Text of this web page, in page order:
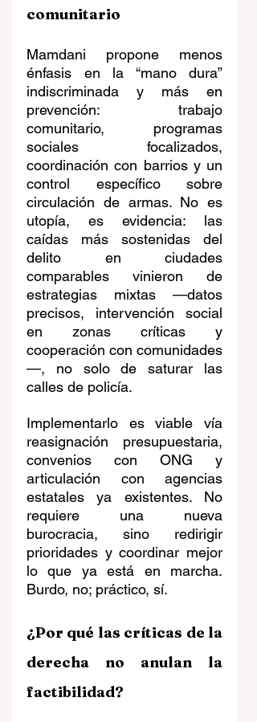
comunitario
Mamdani propone menos
énfasis en la “mano dura”
indiscriminada y más en
prevención: trabajo
comunitario, programas
sociales focalizados,
coordinación con barrios y un
control específico sobre
circulación de armas. No es
utopía, es evidencia: las
caídas más sostenidas del
delito en ciudades
comparables vinieron de
estrategias mixtas —datos
precisos, intervención social
en zonas críticas y
cooperación con comunidades
—, no solo de saturar las
calles de policía.
Implementarlo es viable vía
reasignación presupuestaria,
convenios con ONG y
articulación con agencias
estatales ya existentes. No
requiere una nueva
burocracia, sino redirigir
prioridades y coordinar mejor
lo que ya está en marcha.
Burdo, no; práctico, sí.
¿Por qué las críticas de la
derecha no anulan la
factibilidad?